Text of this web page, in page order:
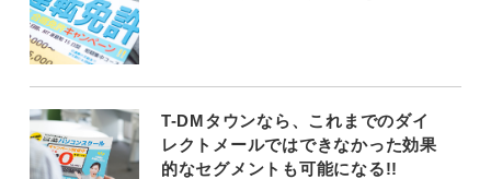
T-DMタウンなら、これまでのダイ
レクトメールではできなかった効果
的なセグメントも可能になる!!